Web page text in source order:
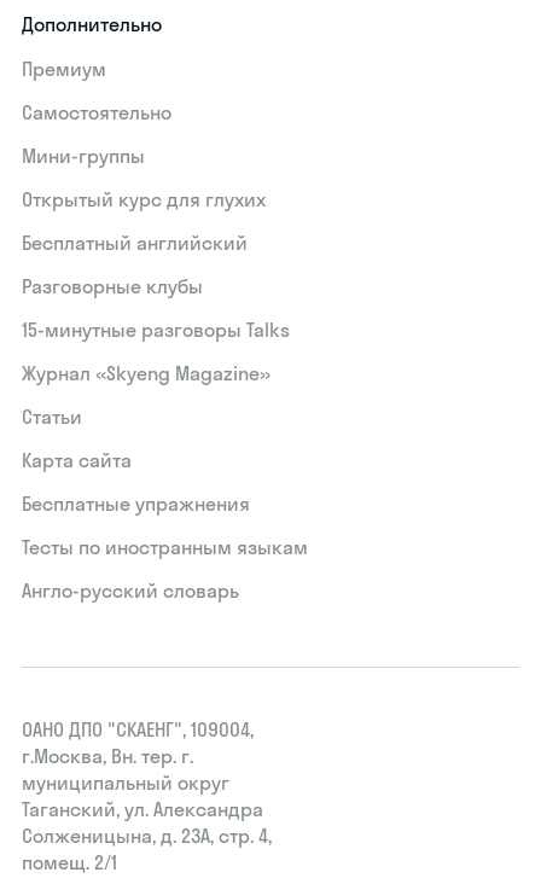
Дополнительно
Премиум
Самостоятельно
Мини-группы
Открытый курс для глухих
Бесплатный английский
Разговорные клубы
15‑минутные разговоры Talks
Журнал «Skyeng Magazine»
Статьи
Карта сайта
Бесплатные упражнения
Тесты по иностранным языкам
Англо-русский словарь
ОАНО ДПО "СКАЕНГ", 109004,
г.Москва, Вн. тер. г.
муниципальный округ
Таганский, ул. Александра
Солженицына, д. 23А, стр. 4,
помещ. 2/1